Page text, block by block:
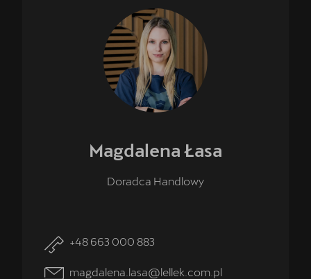
Magdalena Łasa
Doradca Handlowy
+48 663 000 883
magdalena.lasa@lellek.com.pl